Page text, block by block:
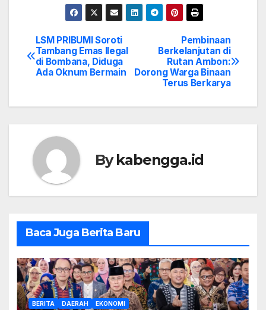
Post
navigation
Pembinaan
Berkelanjutan di
Rutan Ambon:
Dorong Warga Binaan
Terus Berkarya
LSM PRIBUMI Soroti
Tambang Emas Ilegal
di Bombana, Diduga
Ada Oknum Bermain
Bykabengga.id
Baca Juga Berita Baru
BERITA DAERAH EKONOMI